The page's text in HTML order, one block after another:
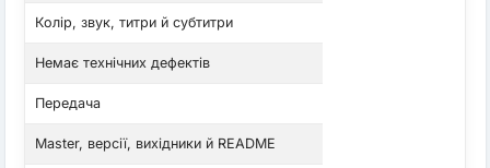
Колір, звук, титри й субтитри
Немає технічних дефектів
Передача
Master, версії, вихідники й README